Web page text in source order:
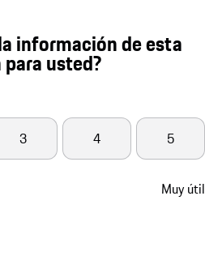
información de esta
usted?
3 4 5
Muy útil